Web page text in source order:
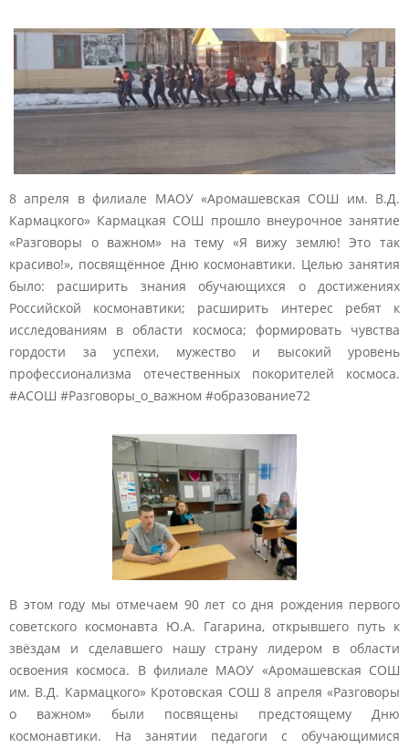
8 апреля в филиале МАОУ «Аромашевская СОШ им. В.Д.
Кармацкого» Кармацкая СОШ прошло внеурочное занятие
«Разговоры о важном» на тему «Я вижу землю! Это так
красиво!», посвящённое Дню космонавтики. Целью занятия
было: расширить знания обучающихся о достижениях
Российской космонавтики; расширить интерес ребят к
исследованиям в области космоса; формировать чувства
гордости за успехи, мужество и высокий уровень
профессионализма отечественных покорителей космоса.
#АСОШ #Разговоры_о_важном #образование72
В этом году мы отмечаем 90 лет со дня рождения первого
советского космонавта Ю.А. Гагарина, открывшего путь к
звёздам и сделавшего нашу страну лидером в области
освоения космоса. В филиале МАОУ «Аромашевская СОШ
им. В.Д. Кармацкого» Кротовская СОШ 8 апреля «Разговоры
о важном» были посвящены предстоящему Дню
космонавтики. На занятии педагоги с обучающимися